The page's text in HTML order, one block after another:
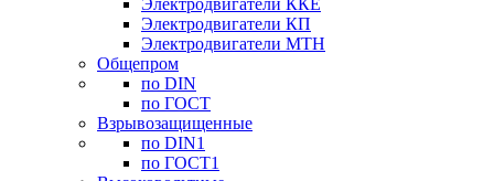
Электродвигатели ККЕ
Электродвигатели КП
Электродвигатели МТН
Общепром
по DIN
по ГОСТ
Взрывозащищенные
по DIN1
по ГОСТ1